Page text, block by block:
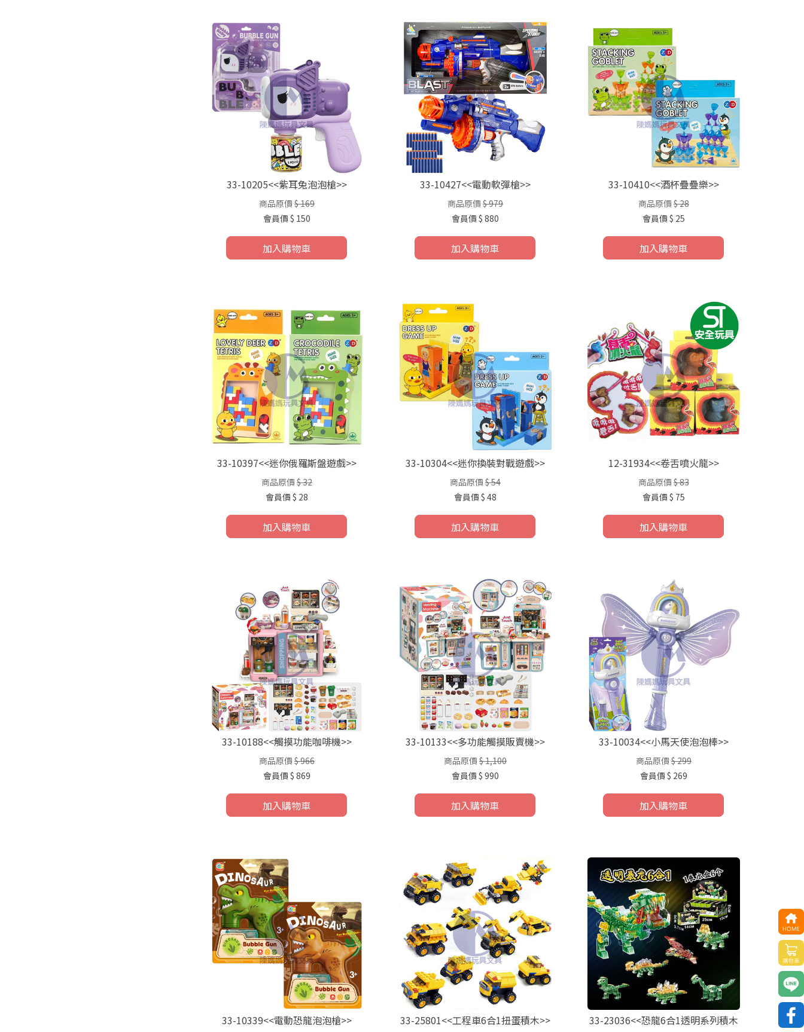
33-10205<<紫耳兔泡泡槍>>
商品原價 $ 169
會員價 $ 150
加入購物車
33-10427<<電動軟彈槍>>
商品原價 $ 979
會員價 $ 880
加入購物車
33-10410<<酒杯疊疊樂>>
商品原價 $ 28
會員價 $ 25
加入購物車
33-10397<<迷你俄羅斯盤遊戲>>
商品原價 $ 32
會員價 $ 28
加入購物車
33-10304<<迷你換裝對戰遊戲>>
商品原價 $ 54
會員價 $ 48
加入購物車
12-31934<<卷舌噴火龍>>
商品原價 $ 83
會員價 $ 75
加入購物車
33-10188<<觸摸功能咖啡機>>
商品原價 $ 966
會員價 $ 869
加入購物車
33-10133<<多功能觸摸販賣機>>
商品原價 $ 1,100
會員價 $ 990
加入購物車
33-10034<<小馬天使泡泡棒>>
商品原價 $ 299
會員價 $ 269
加入購物車
33-10339<<電動恐龍泡泡槍>> 33-25801<<工程車6合1扭蛋積木>>
33-23036<<恐龍6合1透明系列積木